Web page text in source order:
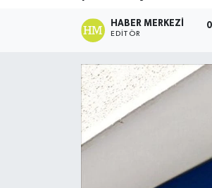
HABER MERKEZI
EDITÖR
Edremit
EĞİTİM